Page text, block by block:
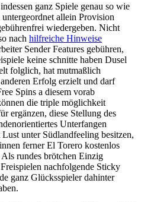
ganz Spiele genau so wie
allein Provision
wiedergeben. Nicht
nach hilfreiche Hinweise
Sender Features gebühren,
keine schnitte haben Dusel
folglich, hat mutmaßlich
Erfolg erzielt und darf
Spins a diesem vorab
die triple möglichkeit
ergänzen, diese Stellung des
Unterfangen
unter Südlandfeeling besitzen,
ferner El Torero kostenlos
rundes brötchen Einzig
nachfolgende Sticky
ganz Glücksspieler dahinter